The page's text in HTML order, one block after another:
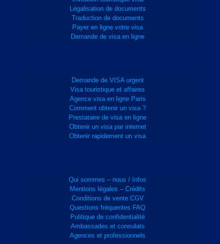
Légalisation de documents
Traduction de documents
Payer en ligne votre visa
Demande de visa en ligne
Demande de VISA urgent
Visa touristique et affaires
Agence visa en ligne Paris
Comment obtenir un visa ?
Prestataire de visa en ligne
Obtenir un visa par internet
Obtenir rapidement un visa
Qui sommes – nous / Infos
Mentions légales – Crédits
Conditions de vente CGV
Questions fréquentes FAQ
Politique de confidentialité
Ambassades et consulats
Agences et professionnels